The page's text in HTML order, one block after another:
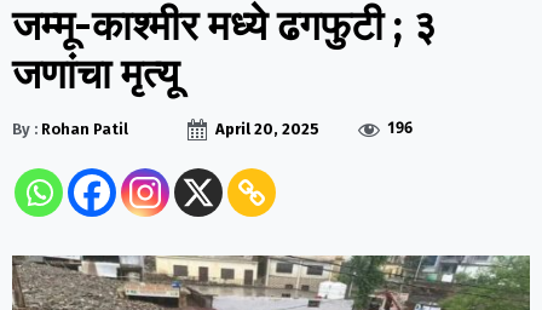
जम्‍मू-काश्मीर मध्ये ढगफुटी ; ३
जणांचा मृत्यू
By : Rohan Patil April 20, 2025 196